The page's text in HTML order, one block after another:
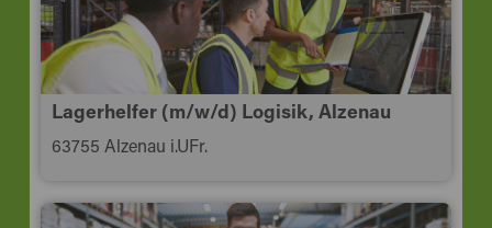
Lagerhelfer (m/w/d) Logisik, Alzenau
63755 Alzenau i.UFr.